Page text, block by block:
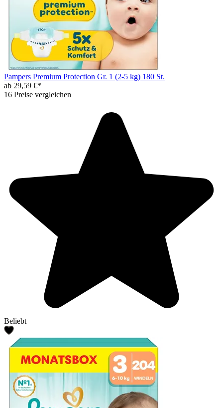
Pampers Premium Protection Gr. 1 (2-5 kg) 180 St.
ab 29,59 €*
16 Preise vergleichen
Beliebt